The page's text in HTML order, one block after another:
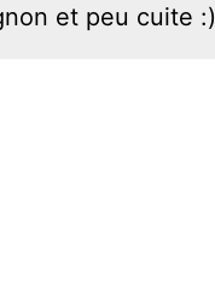
et peu cuite :)